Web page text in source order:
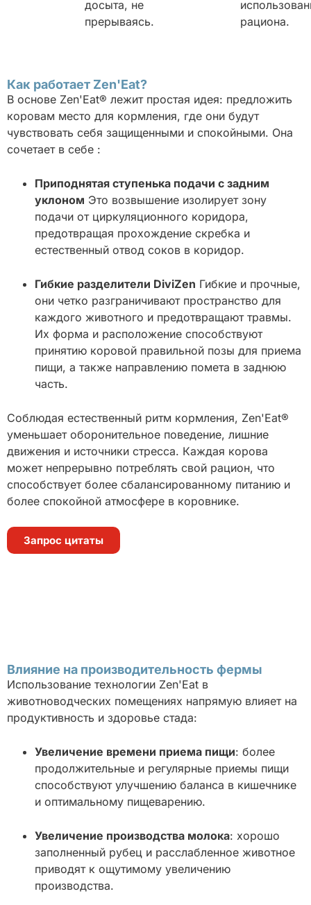
досыта, не
прерываясь.
рациона.
Как работает Zen'Eat?
В основе Zen'Eat® лежит простая идея: предложить
коровам место для кормления, где они будут
чувствовать себя защищенными и спокойными. Она
сочетает в себе :
Приподнятая ступенька подачи с задним
уклоном Это возвышение изолирует зону
подачи от циркуляционного коридора,
предотвращая прохождение скребка и
естественный отвод соков в коридор.
Гибкие разделители DiviZen Гибкие и прочные,
они четко разграничивают пространство для
каждого животного и предотвращают травмы.
Их форма и расположение способствуют
принятию коровой правильной позы для приема
пищи, а также направлению помета в заднюю
часть.
Соблюдая естественный ритм кормления, Zen'Eat®
уменьшает оборонительное поведение, лишние
движения и источники стресса. Каждая корова
может непрерывно потреблять свой рацион, что
способствует более сбалансированному питанию и
более спокойной атмосфере в коровнике.
Запрос цитаты
Влияние на производительность фермы
Использование технологии Zen'Eat в
животноводческих помещениях напрямую влияет на
продуктивность и здоровье стада:
Увеличение времени приема пищи: более
продолжительные и регулярные приемы пищи
способствуют улучшению баланса в кишечнике
и оптимальному пищеварению.
Увеличение производства молока: хорошо
заполненный рубец и расслабленное животное
приводят к ощутимому увеличению
производства.